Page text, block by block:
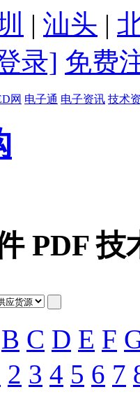
| 汕头 |
录] 免费
网 电子通 电子资讯 技术
PDF 技
B C D E F
2 3 4 5 6 7